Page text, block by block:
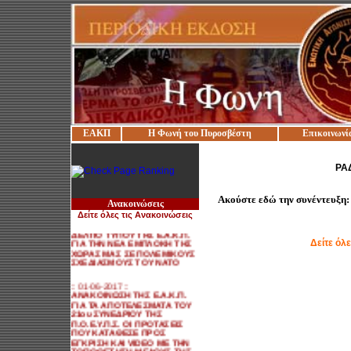
ΕΑΚΠ Η Φωνή του Πυροσβέστη
Ανακοινώσεις
Δείτε όλες τις Ανακοινώσεις
:: 27-05-2017 ::
ΕΣΩΤΕΡΙΚΩΝ ΓΙΑ
ΜΕΤΑΚΙΝΗΣΕΙΣ ΣΥΝΑΔΕΛΦΩΝ
ΙΣΧΥΟΥΣΑ ΝΟΜΟΘΕΣΙΑ
:: 31-05-2017 ::
ΓΙΑ ΤΗΝ ΝΕΑ ΕΜΠΛΟΚΗ ΤΗΣ
ΧΩΡΑΣ ΜΑΣ ΣΕ ΠΟΛΕΜΙΚΟΥΣ
ΣΧΕΔΙΑΣΜΟΥΣ ΤΟΥ ΝΑΤΟ
:: 01-06-2017 ::
ΑΝΑΚΟΙΝΩΣΗ ΤΗΣ Ε.Α.Κ.Π.
ΓΙΑ ΤΑ ΑΠΟΤΕΛΕΣΜΑΤΑ ΤΟΥ
21ου ΣΥΝΕΔΡΙΟΥ ΤΗΣ
Π.Ο.Ε.Υ.Π.Σ. ΟΙ ΠΡΟΤΑΣΕΙΣ
ΠΟΥ ΚΑΤΑΘΕΣΕ ΠΡΟΣ
ΕΓΚΡΙΣΗ ΚΑΙ VIDEO ΜΕ ΤΗΝ
ΤΟΠΟΘΕΤΗΣΗ ΜΕΛΟΥΣ ΤΗΣ
Ακούστε εδώ την συνέντευξη:
Δείτε